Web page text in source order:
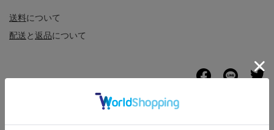
送料について
配送と返品について